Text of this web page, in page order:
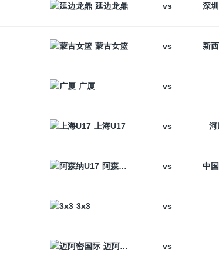
延边龙鼎 vs
蒙古女篮 vs
广厦 vs
上海U17 vs 河
阿森纳U17 vs
3x3 vs
迈阿密国际 vs